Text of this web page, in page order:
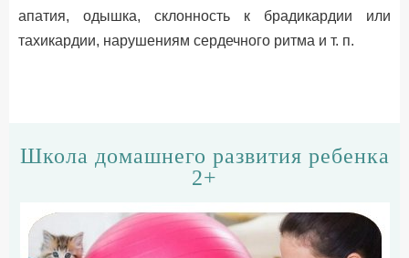
апатия, одышка, склонность к брадикардии или
тахикардии, нарушениям сердечного ритма и т. п.
Школа домашнего развития ребенка
2+